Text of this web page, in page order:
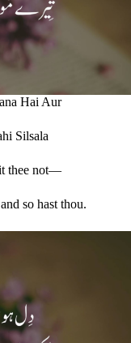
Hai Aur
Silsala
thee not—
so hast thou.